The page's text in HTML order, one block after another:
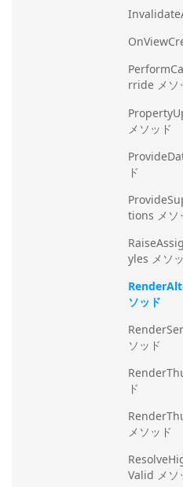
rride メソ
メソッド
ド
tions メソ
yles メソ
ソッド
ソッド
ド
メソッド
Valid メソ